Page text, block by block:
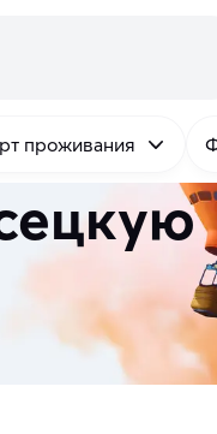
проживания